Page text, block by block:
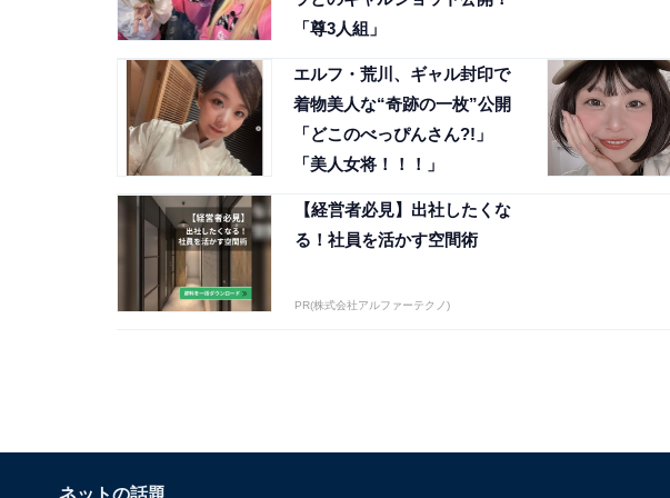
「尊3人組」
エルフ・荒川、ギャル封印で
着物美人な“奇跡の一枚”公開
「どこのべっぴんさん?!」
「美人女将！！！」
【経営者必見】出社したくな
る！社員を活かす空間術
PR(株式会社アルファーテクノ)
ネットの話題